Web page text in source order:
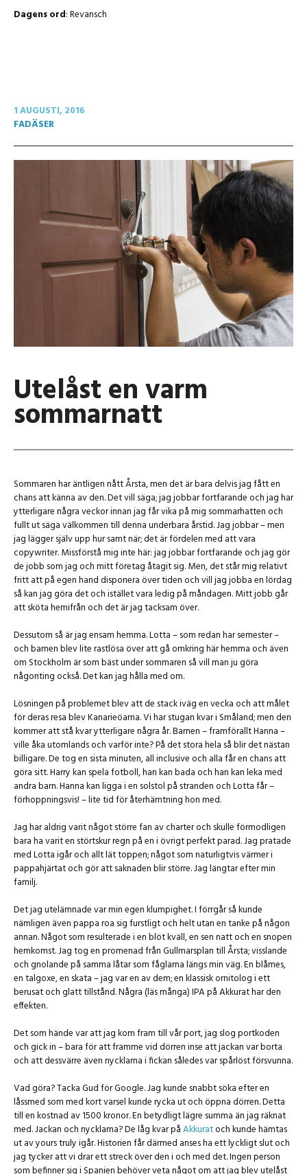
Dagens ord: Revansch
1 AUGUSTI, 2016
FADÄSER
Utelåst en varm
sommarnatt
Sommaren har äntligen nått Årsta, men det är bara delvis jag fått en
chans att känna av den. Det vill säga; jag jobbar fortfarande och jag har
ytterligare några veckor innan jag får vika på mig sommarhatten och
fullt ut säga välkommen till denna underbara årstid. Jag jobbar – men
jag lägger själv upp hur samt när; det är fördelen med att vara
copywriter. Missförstå mig inte här: jag jobbar fortfarande och jag gör
de jobb som jag och mitt företag åtagit sig. Men, det står mig relativt
fritt att på egen hand disponera över tiden och vill jag jobba en lördag
så kan jag göra det och istället vara ledig på måndagen. Mitt jobb går
att sköta hemifrån och det är jag tacksam över.
Dessutom så är jag ensam hemma. Lotta – som redan har semester –
och barnen blev lite rastlösa över att gå omkring här hemma och även
om Stockholm är som bäst under sommaren så vill man ju göra
någonting också. Det kan jag hålla med om.
Lösningen på problemet blev att de stack iväg en vecka och att målet
för deras resa blev Kanarieöarna. Vi har stugan kvar i Småland; men den
kommer att stå kvar ytterligare några år. Barnen – framförallt Hanna –
ville åka utomlands och varför inte? På det stora hela så blir det nästan
billigare. De tog en sista minuten, all inclusive och alla får en chans att
göra sitt. Harry kan spela fotboll, han kan bada och han kan leka med
andra barn. Hanna kan ligga i en solstol på stranden och Lotta får –
förhoppningsvis! – lite tid för återhämtning hon med.
Jag har aldrig varit något större fan av charter och skulle förmodligen
bara ha varit en störtskur regn på en i övrigt perfekt parad. Jag pratade
med Lotta igår och allt lät toppen; något som naturligtvis värmer i
pappahjärtat och gör att saknaden blir större. Jag längtar efter min
familj.
Det jag utelämnade var min egen klumpighet. I förrgår så kunde
nämligen även pappa roa sig furstligt och helt utan en tanke på någon
annan. Något som resulterade i en blöt kväll, en sen natt och en snopen
hemkomst. Jag tog en promenad från Gullmarsplan till Årsta; visslande
och gnolande på samma låtar som fåglarna längs min väg. En blåmes,
en talgoxe, en skata – jag var en av dem; en klassisk ornitolog i ett
berusat och glatt tillstånd. Några (läs många) IPA på Akkurat har den
effekten.
Det som hände var att jag kom fram till vår port, jag slog portkoden
och gick in – bara för att framme vid dörren inse att jackan var borta
och att dessvärre även nycklarna i fickan således var spårlöst försvunna.
Vad göra? Tacka Gud för Google. Jag kunde snabbt söka efter en
låssmed som med kort varsel kunde rycka ut och öppna dörren. Detta
till en kostnad av 1500 kronor. En betydligt lägre summa än jag räknat
med. Jackan och nycklarna? De låg kvar påAkkuratoch kunde hämtas
ut av yours truly igår. Historien får därmed anses ha ett lyckligt slut och
jag tycker att vi drar ett streck över den i och med det. Ingen person
som befinner sig i Spanien behöver veta något om att jag blev utelåst